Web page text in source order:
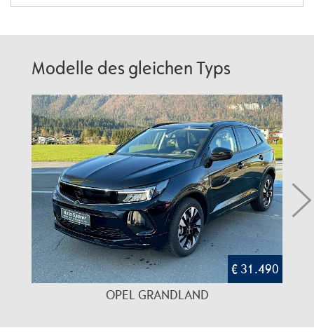
Modelle des gleichen Typs
€ 31.490
OPEL GRANDLAND